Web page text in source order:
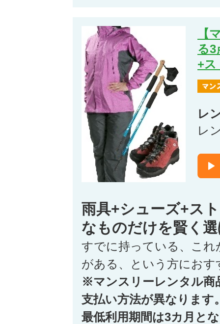
【
る3
+ス
レ
レ
雨具+シューズ+ス
なものだけを賢く
すでに持っている、こ
がある、という方にお
※マンスリーレンタル商
支払い方法が異なります
最低利用期間は3カ月と